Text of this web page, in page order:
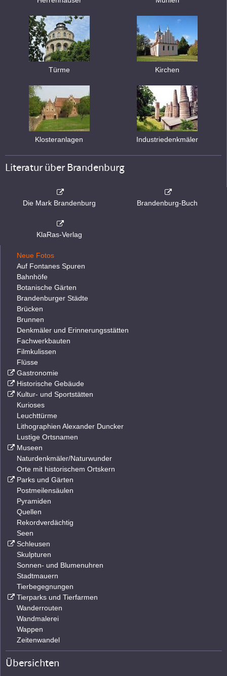
Türme Kirchen
Klosteranlagen Industriedenkmäler
Literatur über Brandenburg
Die Mark Brandenburg Brandenburg-Buch
KlaRas-Verlag
Neue Fotos
Auf Fontanes Spuren
Bahnhöfe
Botanische Gärten
Brandenburger Städte
Brücken
Brunnen
Denkmäler und Erinnerungsstätten
Fachwerkbauten
Filmkulissen
Flüsse
Gastronomie
Historische Gebäude
Kultur- und Sportstätten
Kurioses
Leuchttürme
Lithographien Alexander Duncker
Lustige Ortsnamen
Museen
Naturdenkmäler/Naturwunder
Orte mit historischem Ortskern
Parks und Gärten
Postmeilensäulen
Pyramiden
Quellen
Rekordverdächtig
Seen
Schleusen
Skulpturen
Sonnen- und Blumenuhren
Stadtmauern
Tierbegegnungen
Tierparks und Tierfarmen
Wanderrouten
Wandmalerei
Wappen
Zeitenwandel
Übersichten